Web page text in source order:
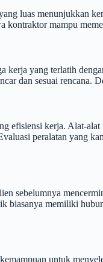
luas menunjukkan
kontraktor mampu
yang terlatih
dan sesuai rencana.
kerja. Alat-
peralatan yang
sebelumnya
memiliki
untuk